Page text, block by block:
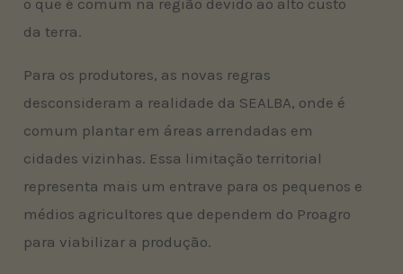
da terra.
Para os produtores, as novas regras
desconsideram a realidade da SEALBA, onde é
comum plantar em áreas arrendadas em
cidades vizinhas. Essa limitação territorial
representa mais um entrave para os pequenos e
médios agricultores que dependem do Proagro
para viabilizar a produção.